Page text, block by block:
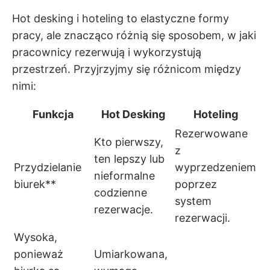
Hot desking i hoteling to elastyczne formy
pracy, ale znacząco różnią się sposobem, w jaki
pracownicy rezerwują i wykorzystują
przestrzeń. Przyjrzyjmy się różnicom między
nimi:
Funkcja Hot Desking Hoteling
Przydzielanie
biurek**
Kto pierwszy,
ten lepszy lub
nieformalne
codzienne
rezerwacje.
Rezerwowane
z
wyprzedzeniem
poprzez
system
rezerwacji.
Wysoka,
ponieważ
Umiarkowana,